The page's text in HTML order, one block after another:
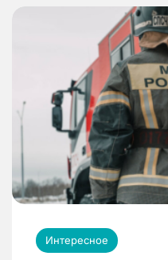
Интересное